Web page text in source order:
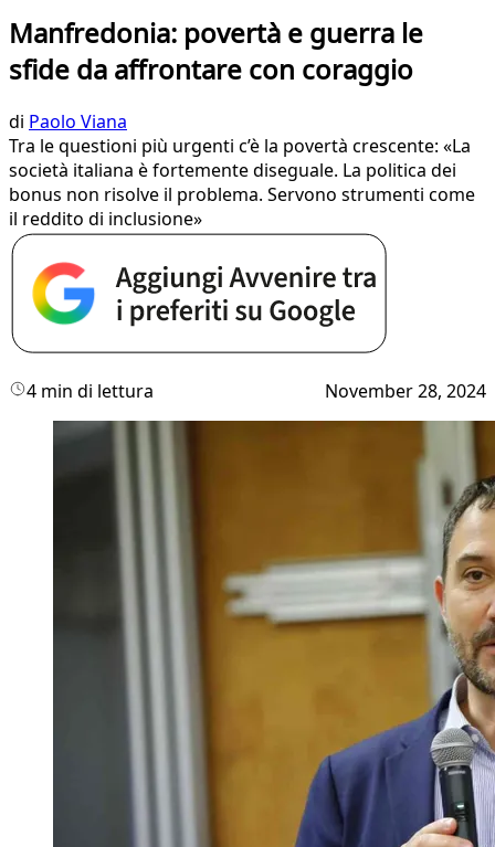
Manfredonia: povertà e guerra le
sfide da affrontare con coraggio
di Paolo Viana
Tra le questioni più urgenti c’è la povertà crescente: «La
società italiana è fortemente diseguale. La politica dei
bonus non risolve il problema. Servono strumenti come
il reddito di inclusione»
4 min di lettura November 28, 2024